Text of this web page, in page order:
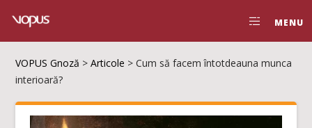
MENU
VOPUS Gnoză >Articole >Cum să facem întotdeauna munca
interioară?